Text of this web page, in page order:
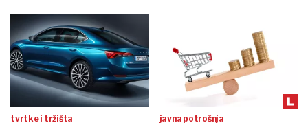
tvrtke i tržišta javna potrošnja